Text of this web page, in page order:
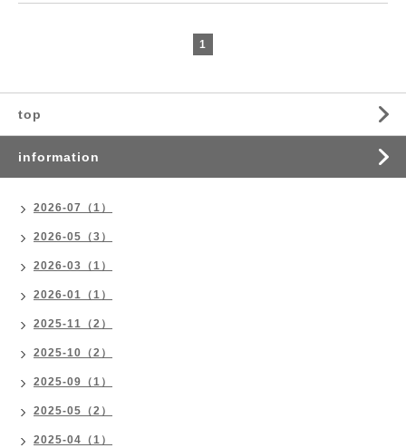
1
top
information
2026-07（1）
2026-05（3）
2026-03（1）
2026-01（1）
2025-11（2）
2025-10（2）
2025-09（1）
2025-05（2）
2025-04（1）